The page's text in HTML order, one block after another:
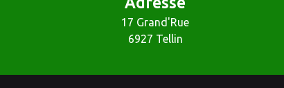
17 Grand'Rue
6927 Tellin